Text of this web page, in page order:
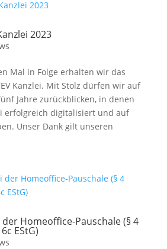
2023
Mal in Folge erhalten wir das
Kanzlei. Mit Stolz dürfen wir auf
Jahre zurückblicken, in denen
erfolgreich digitalisiert und auf
Unser Dank gilt unseren
Homeoffice-Pauschale (§ 4
EStG)